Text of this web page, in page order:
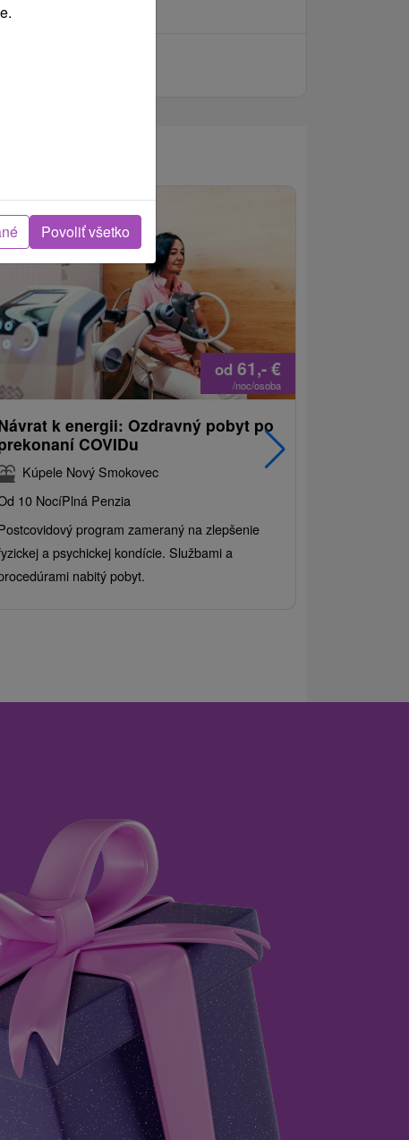
od 61,-€
/noc/osoba
k energii: Ozdravný pobyt po
COVIDu
Kúpele Nový Smokovec
10 NocíPlná Penzia
program zameraný na zlepšenie
a psychickej kondície. Službami a
nabitý pobyt.
Povoliť všetko